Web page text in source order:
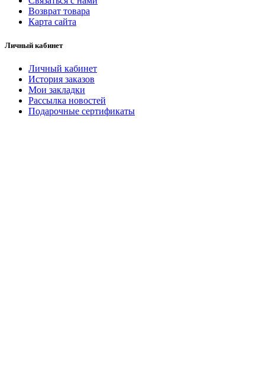
Возврат товара
Карта сайта
Личный кабинет
Личный кабинет
История заказов
Мои закладки
Рассылка новостей
Подарочные сертификаты